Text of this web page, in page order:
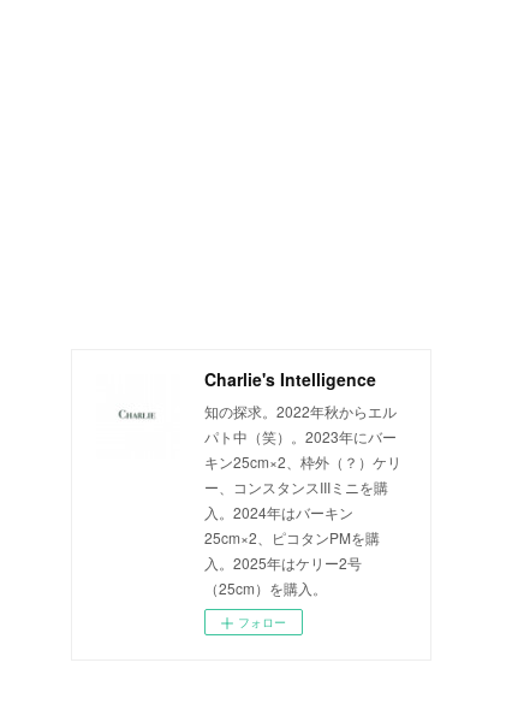
Charlie's Intelligence
知の探求。2022年秋からエル
パト中（笑）。2023年にバー
キン25cm×2、枠外（？）ケリ
ー、コンスタンスIIIミニを購
入。2024年はバーキン
25cm×2、ピコタンPMを購
入。2025年はケリー2号
（25cm）を購入。
フォロー